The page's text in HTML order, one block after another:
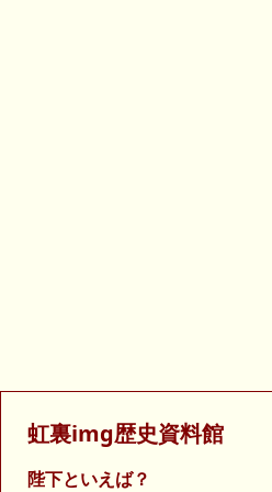
虹裏img歴史資料館
陛下といえば？